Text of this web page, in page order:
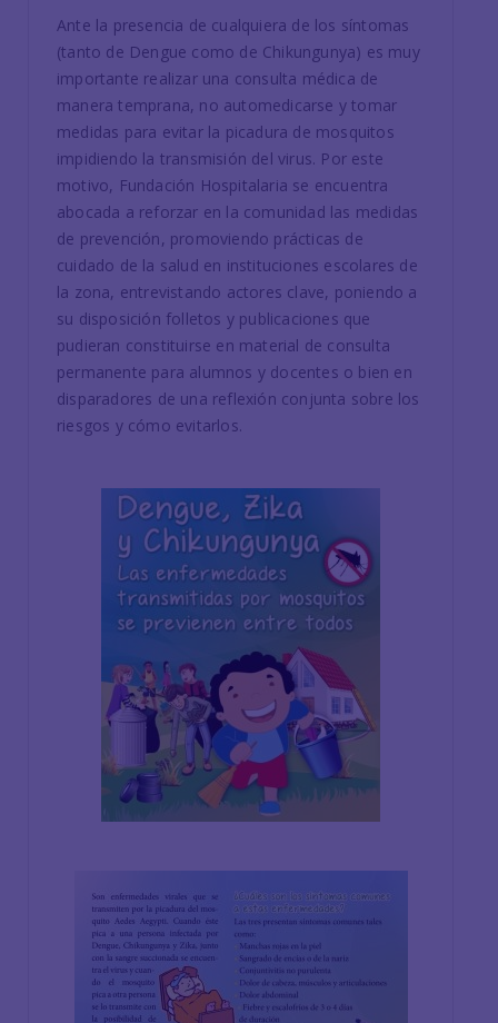
Ante la presencia de cualquiera de los síntomas
(tanto de Dengue como de Chikungunya) es muy
importante realizar una consulta médica de
manera temprana, no automedicarse y tomar
medidas para evitar la picadura de mosquitos
impidiendo la transmisión del virus. Por este
motivo, Fundación Hospitalaria se encuentra
abocada a reforzar en la comunidad las medidas
de prevención, promoviendo prácticas de
cuidado de la salud en instituciones escolares de
la zona, entrevistando actores clave, poniendo a
su disposición folletos y publicaciones que
pudieran constituirse en material de consulta
permanente para alumnos y docentes o bien en
disparadores de una reflexión conjunta sobre los
riesgos y cómo evitarlos.